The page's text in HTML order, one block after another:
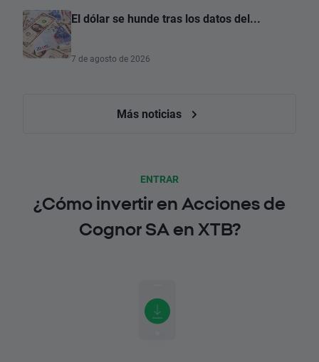
El dólar se hunde tras los datos del...
7 de agosto de 2026
Más noticias
ENTRAR
¿Cómo invertir en Acciones de
Cognor SA en XTB?